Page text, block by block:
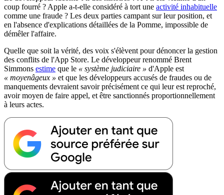
coup fourré ? Apple a-t-elle considéré à tort une activité inhabituelle
comme une fraude ? Les deux parties campant sur leur position, et
en l'absence d'explications détaillées de la Pomme, impossible de
démêler l'affaire.
Quelle que soit la vérité, des voix s'élèvent pour dénoncer la gestion
des conflits de l'App Store. Le développeur renommé Brent
Simmons estime que le « système judiciaire » d'Apple est
« moyenâgeux » et que les développeurs accusés de fraudes ou de
manquements devraient savoir précisément ce qui leur est reproché,
avoir moyen de faire appel, et être sanctionnés proportionnellement
à leurs actes.